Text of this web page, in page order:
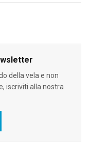
della vela e non
iscriviti alla nostra